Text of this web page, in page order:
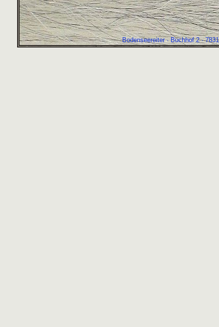
Bodenseereiter · Buchhof 2 ·